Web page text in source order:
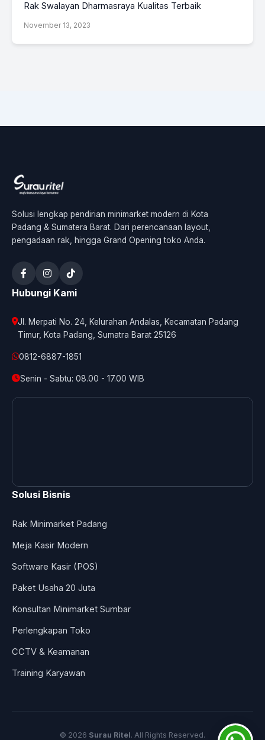
Rak Swalayan Dharmasraya Kualitas Terbaik
November 13, 2023
Solusi lengkap pendirian minimarket modern di Kota
Padang & Sumatera Barat. Dari perencanaan layout,
pengadaan rak, hingga Grand Opening toko Anda.
Hubungi Kami
Jl. Merpati No. 24, Kelurahan Andalas, Kecamatan Padang
Timur, Kota Padang, Sumatra Barat 25126
0812-6887-1851
Senin - Sabtu: 08.00 - 17.00 WIB
Solusi Bisnis
Rak Minimarket Padang
Meja Kasir Modern
Software Kasir (POS)
Paket Usaha 20 Juta
Konsultan Minimarket Sumbar
Perlengkapan Toko
CCTV & Keamanan
Training Karyawan
© 2026 Surau Ritel. All Rights Reserved.